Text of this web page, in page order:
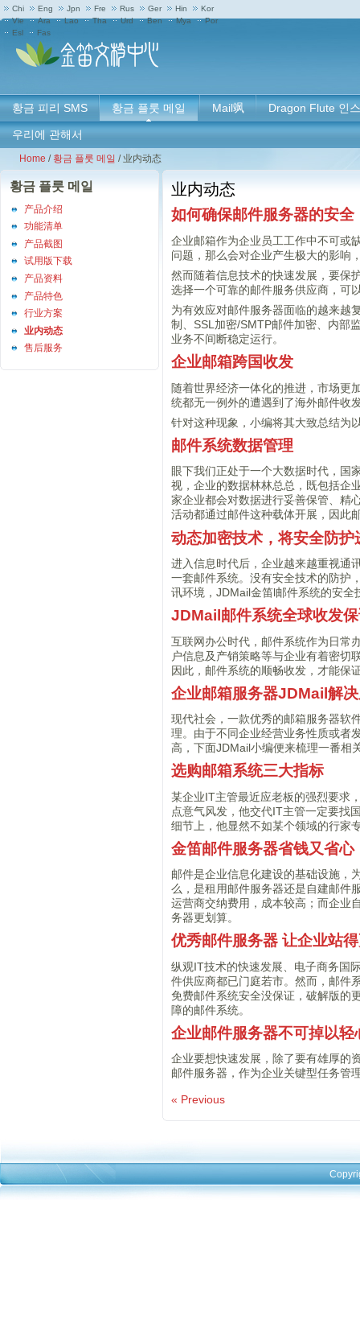
Chi Eng Jpn Fre Rus Ger Hin
Kor
Vie
Ara Lao Tha Urd Ben Mya
Por
Esl
Fas
황금 피리 SMS 황금 플룻 메일 Mail飒 Dragon Flute 인
우리에 관해서
Home / 황금 플룻 메일 / 业内动态
황금 플룻 메일
产品介绍
功能清单
产品截图
试用版下载
产品资料
产品特色
行业方案
业内动态
售后服务
业内动态
如何确保邮件服务器的安全
企业邮箱作为企业员工工作中不可或
问题，那么会对企业产生极大的影响
然而随着信息技术的快速发展，要保
选择一个可靠的邮件服务供应商，可
为有效应对邮件服务器面临的越来越
制、SSL加密/SMTP邮件加密、内部
业务不间断稳定运行。
企业邮箱跨国收发
随着世界经济一体化的推进，市场更
统都无一例外的遭遇到了海外邮件收
针对这种现象，小编将其大致总结为
邮件系统数据管理
眼下我们正处于一个大数据时代，国
视，企业的数据林林总总，既包括企
家企业都会对数据进行妥善保管、精
活动都通过邮件这种载体开展，因此
动态加密技术，将安全防护
进入信息时代后，企业越来越重视通
一套邮件系统。没有安全技术的防护
讯环境，JDMail金笛l邮件系统的安全
JDMail邮件系统全球收发
互联网办公时代，邮件系统作为日常
户信息及产销策略等与企业有着密切
因此，邮件系统的顺畅收发，才能保
企业邮箱服务器JDMail解
现代社会，一款优秀的邮箱服务器软
理。由于不同企业经营业务性质或者
高，下面JDMail小编便来梳理一番相
选购邮箱系统三大指标
某企业IT主管最近应老板的强烈要求
点意气风发，他交代IT主管一定要找
细节上，他显然不如某个领域的行家
金笛邮件服务器省钱又省心
邮件是企业信息化建设的基础设施，
么，是租用邮件服务器还是自建邮件
运营商交纳费用，成本较高；而企业
务器更划算。
优秀邮件服务器 让企业站
纵观IT技术的快速发展、电子商务国
件供应商都已门庭若市。然而，邮件
免费邮件系统安全没保证，破解版的
障的邮件系统。
企业邮件服务器不可掉以轻
企业要想快速发展，除了要有雄厚的
邮件服务器，作为企业关键型任务管
« Previous